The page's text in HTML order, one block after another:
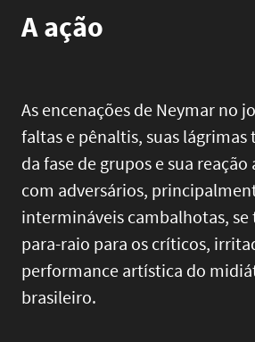
A ação
As encenações de Neymar no
faltas e pênaltis, suas
da fase de grupos e sua reação
com adversários,
intermináveis cambalhotas,
para-raio para os críticos,
performance artística do
brasileiro.